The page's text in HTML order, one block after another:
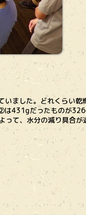
ました。どれくらい乾
は431gだったものが
て、水分の減り具合が